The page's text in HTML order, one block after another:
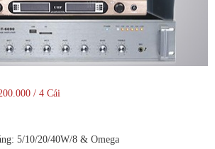
/ 4 Cái
5/10/20/40W/8 & Omega